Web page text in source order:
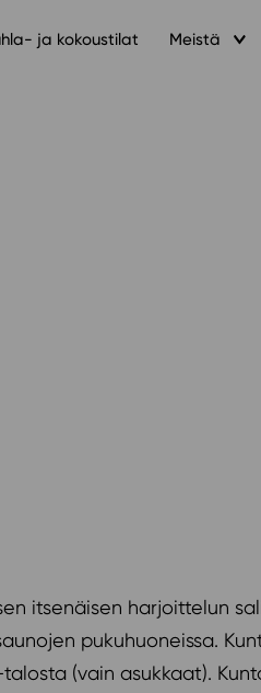
ja kokoustilat Meistä
itsenäisen harjoittelun
pukuhuoneissa.
(vain asukkaat).